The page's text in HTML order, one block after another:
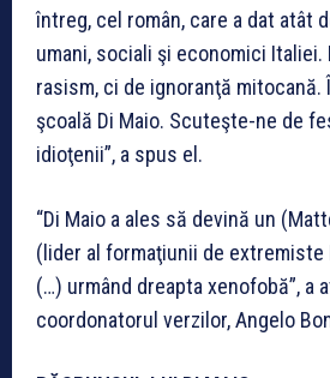
întreg, cel român, care a dat atât
umani, sociali şi economici Italiei.
rasism, ci de ignoranţă mitocană.
şcoală Di Maio. Scuteşte-ne de
idioţenii”, a spus el.
“Di Maio a ales să devină un
(lider al formaţiunii de extremiste
(…) urmând dreapta xenofobă”, a
coordonatorul verzilor, Angelo